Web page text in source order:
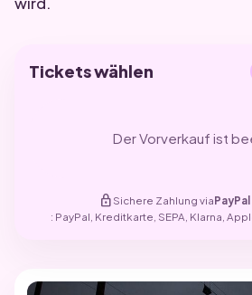
Tickets wählen
Der Vorverkauf ist
lock Sichere Zahlung via
: PayPal, Kreditkarte, SEPA, Klarna,